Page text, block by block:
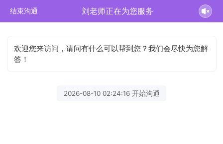
结束沟通 刘老师正在为您服务
欢迎您来访问，请问有什么可以帮到您？我们会尽快为您解
答！
2026-08-10 02:24:16 开始沟通